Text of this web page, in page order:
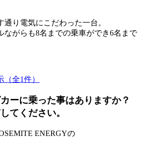
り電気にこだわった一台。
ながらも8名までの乗車ができ6名まで
全1件）
ーに乗った事はありますか？
てください。
ENERGYの